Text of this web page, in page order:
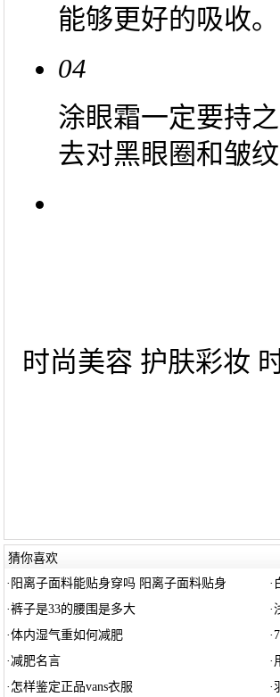
能够更好的吸收。
04
涂眼霜一定要持
去对黑眼圈和皱
时尚美容 护肤彩妆
猜你喜欢
· 阳离子面料能贴身穿吗 阳离子面料贴身 ·
·裤子是33的腰围是多大 ·
·体内湿气重如何减肥 ·
· 减肥名言 ·
· 怎样鉴定正品vans衣服 ·